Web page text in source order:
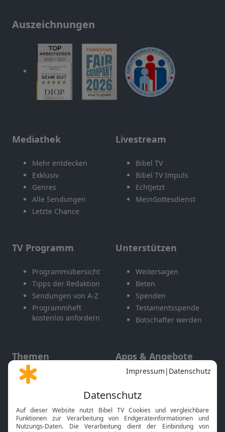
Auszeichnungen
Mediathek
Mehr entdecken
Exklusiv
Genres
Alle Sendungen
Letzte Chance
Livestream
Bibel TV
Bibel TV Impuls
EchtJetzt
MeinGottesdienst
TV Programm
Programmübersicht
Tipps der Redaktion
Sendungen von A-Z
Programmheft
kostenlos anfordern
Unterstützen
Weitersagen
Beten
Spenden
Testamentsspende
Botschafter werden
Themen
Gott und Bibel erklärt
Neuigkeiten
Apps & Angebote
Mobile App
Smart TV
HbbTV